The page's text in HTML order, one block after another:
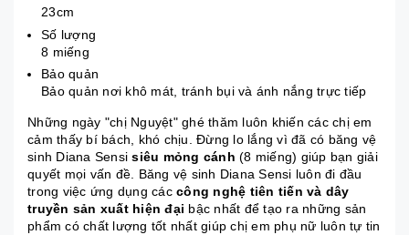
23cm
Số lượng
8 miếng
Bảo quản
Bảo quản nơi khô mát, tránh bụi và ánh nắng trực tiếp
Những ngày "chị Nguyệt" ghé thăm luôn khiến các chị em
cảm thấy bí bách, khó chịu. Đừng lo lắng vì đã có băng vệ
sinh Diana Sensisiêu mỏng cánh (8 miếng) giúp bạn giải
quyết mọi vấn đề. Băng vệ sinh Diana Sensi luôn đi đầu
trong việc ứng dụng các công nghệ tiên tiến và dây
truyền sản xuất hiện đại bậc nhất để tạo ra những sản
phẩm có chất lượng tốt nhất giúp chị em phụ nữ luôn tự tin